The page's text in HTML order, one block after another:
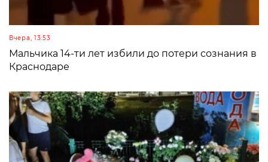
Вчера, 13:53
Мальчика 14-ти лет избили до потери сознания в
Краснодаре